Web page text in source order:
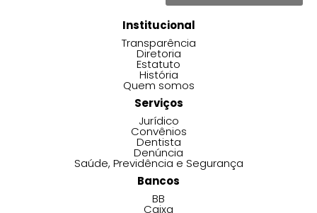
Institucional
Transparência
Diretoria
Estatuto
História
Quem somos
Serviços
Jurídico
Convênios
Dentista
Denúncia
Saúde, Previdência e Segurança
Bancos
BB
Caixa